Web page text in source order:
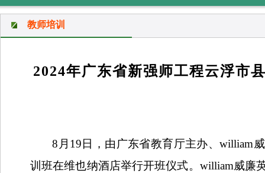
教师培训
2024年广东省新强师工程云浮市
8 月 19 日
，由广东省教育厅主办、william
训班在维也纳酒店举行开班仪式。william威廉